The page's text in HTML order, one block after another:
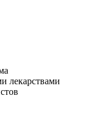
лекарствами